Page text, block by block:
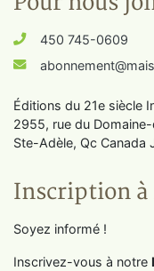
450 745-0609
Éditions du 21e siècle
2955, rue du
Ste-Adèle, Qc Canada
Inscription
Soyez informé !
Inscrivez-vous à notre